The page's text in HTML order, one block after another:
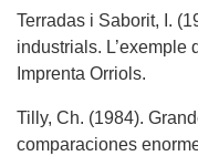
Terradas i Saborit, I.
industrials. L’exemple
Imprenta Orriols.
Tilly, Ch. (1984).
comparaciones